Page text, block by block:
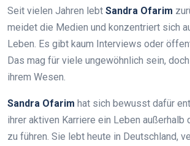
Seit vielen Jahren lebt Sandra Ofarim
meidet die Medien und konzentriert sich
Leben. Es gibt kaum Interviews oder
Das mag für viele ungewöhnlich sein,
ihrem Wesen.
Sandra Ofarim hat sich bewusst dafür
ihrer aktiven Karriere ein Leben
zu führen. Sie lebt heute in Deutschland,